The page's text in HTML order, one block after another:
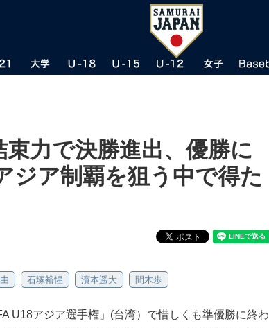
束力で決勝進出、優勝に
ジア制覇を狙う中で得た
石塚裕惺 濱本遥大 間木歩
U18アジア選手権」(台湾）で惜しくも準優勝に終わ